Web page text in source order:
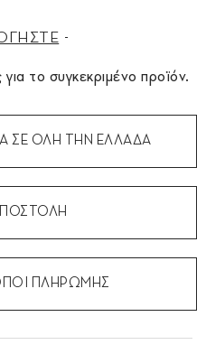
το συγκεκριμένο προϊόν.
ΣΕ ΟΛΗ ΤΗΝ ΕΛΛΑΔΑ
ΠΛΗΡΩΜΗΣ